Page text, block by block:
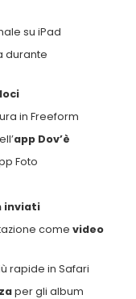
su iPad
durante
in Freeform
app Dov’è
Foto
inviati
come video
rapide in Safari
per gli album